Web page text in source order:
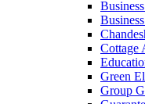
Cottage
Green
Group